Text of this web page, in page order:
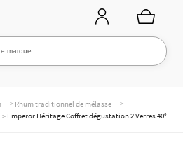
Rechercher
> Rhum traditionnel de mélasse
>
> Emperor Héritage Coffret dégustation 2 Verres 40°